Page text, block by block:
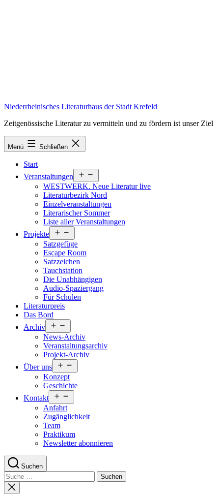
Niederrheinisches Literaturhaus der Stadt Krefeld
Zeitgenössische Literatur zu vermitteln und zu fördern ist unser Ziel
Menü Schließen
Start
Veranstaltungen
öffnen
WESTWERK. Neue Literatur live
Literaturbezirk Nord
Einzelveranstaltungen
Literarischer Sommer
Liste aller Veranstaltungen
Projekte
öffnen
Satzgefüge
Escape Room
Satzzeichen
Tauchstation
Die Unabhängigen
Audio-Spaziergang
Für Schulen
Literaturpreis
Das Bord
Archiv
öffnen
News-Archiv
Veranstaltungsarchiv
Projekt-Archiv
Über uns
öffnen
Konzept
Geschichte
Kontakt
öffnen
Anfahrt
Zugänglichkeit
Team
Praktikum
Newsletter abonnieren
Suchen
Suche
nach:
Suche
schließen